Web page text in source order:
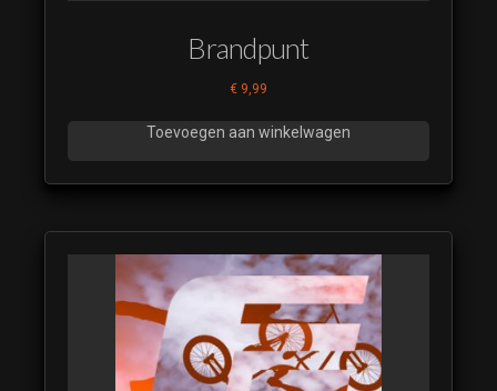
Brandpunt
€ 9,99
Toevoegen aan winkelwagen